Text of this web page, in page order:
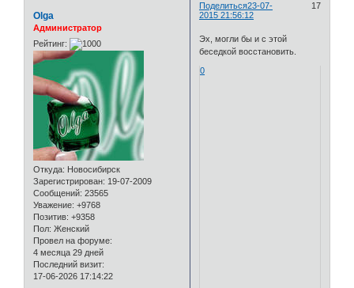
Поделиться 17
23-07-
2015 21:56:12
Olga
Администратор
Рейтинг:
Откуда: Новосибирск
Зарегистрирован: 19-07-2009
Сообщений: 23565
Уважение: +9768
Позитив: +9358
Пол: Женский
Провел на форуме:
4 месяца 29 дней
Последний визит:
17-06-2026 17:14:22
Эх, могли бы и с этой
беседкой восстановить.
0